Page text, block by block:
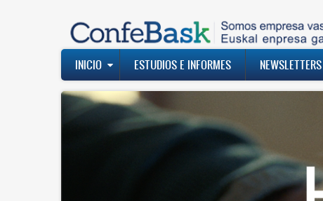
Navegación
principal
INICIO ESTUDIOS E INFORMES NEWSLETTERS